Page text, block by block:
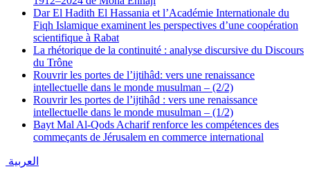
Dar El Hadith El Hassania et l’Académie Internationale du
Fiqh Islamique examinent les perspectives d’une coopération
scientifique à Rabat
La rhétorique de la continuité : analyse discursive du Discours
du Trône
Rouvrir les portes de l’ijtihâd: vers une renaissance
intellectuelle dans le monde musulman – (2/2)
Rouvrir les portes de l’ijtihâd : vers une renaissance
intellectuelle dans le monde musulman – (1/2)
Bayt Mal Al-Qods Acharif renforce les compétences des
commeçants de Jérusalem en commerce international
العربية